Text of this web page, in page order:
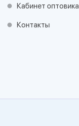
Кабинет оптовика
Контакты